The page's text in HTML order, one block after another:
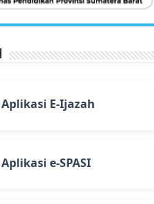
Aplikasi E-Ijazah
Aplikasi e-SPASI